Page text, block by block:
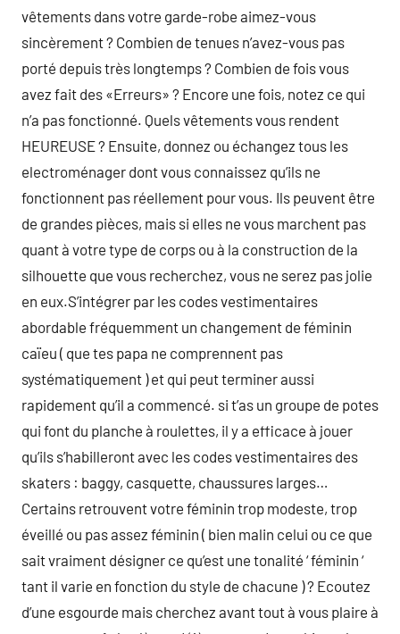
vêtements dans votre garde-robe aimez-vous
sincèrement ? Combien de tenues n’avez-vous pas
porté depuis très longtemps ? Combien de fois vous
avez fait des «Erreurs» ? Encore une fois, notez ce qui
n’a pas fonctionné. Quels vêtements vous rendent
HEUREUSE ? Ensuite, donnez ou échangez tous les
electroménager dont vous connaissez qu’ils ne
fonctionnent pas réellement pour vous. Ils peuvent être
de grandes pièces, mais si elles ne vous marchent pas
quant à votre type de corps ou à la construction de la
silhouette que vous recherchez, vous ne serez pas jolie
en eux.S’intégrer par les codes vestimentaires
abordable fréquemment un changement de féminin
caïeu ( que tes papa ne comprennent pas
systématiquement ) et qui peut terminer aussi
rapidement qu’il a commencé. si t’as un groupe de potes
qui font du planche à roulettes, il y a efficace à jouer
qu’ils s’habilleront avec les codes vestimentaires des
skaters : baggy, casquette, chaussures larges…
Certains retrouvent votre féminin trop modeste, trop
éveillé ou pas assez féminin ( bien malin celui ou ce que
sait vraiment désigner ce qu’est une tonalité ‘ féminin ‘
tant il varie en fonction du style de chacune ) ? Ecoutez
d’une esgourde mais cherchez avant tout à vous plaire à